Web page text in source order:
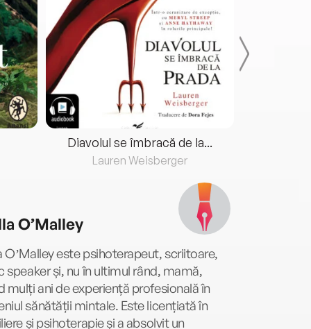
Diavolul se îmbracă de la...
Lauren Weisberger
O’Malley
OʼMalley este psihoterapeut, scriitoare,
speaker ș­i, nu în ultimul rând, mamă,
mulți ani de experiență profesională în
sănătății mintale. Este licențiată în
ș­i psihoterapie ș­i a absolvit un